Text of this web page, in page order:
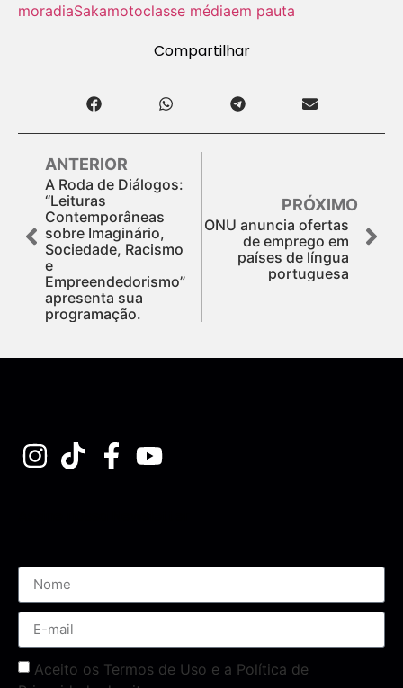
moradiaSakamotoclasse médiaem pauta
Compartilhar
ANTERIOR
A Roda de Diálogos:
“Leituras
Contemporâneas
sobre Imaginário,
Sociedade, Racismo
e
Empreendedorismo”
apresenta sua
programação.
PRÓXIMO
ONU anuncia ofertas
de emprego em
países de língua
portuguesa
Aceito os Termos de Uso e a Política de